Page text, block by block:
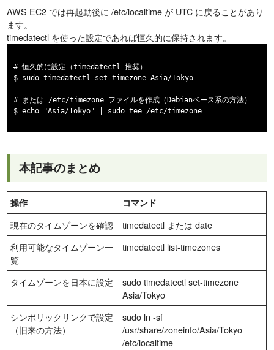
AWS EC2 では再起動後に /etc/localtime が UTC に戻ることがあり
ます。
timedatectl を使った設定であれば恒久的に保持されます。
# 恒久的に設定（timedatectl 推奨）
$ sudo timedatectl set-timezone Asia/Tokyo
# または /etc/timezone ファイルを作成（Debianベース系の方法）
本記事のまとめ
操作 コマンド
現在のタイムゾーンを確認
timedatectl または date
利用可能なタイムゾーン一
覧
timedatectl list-timezones
タイムゾーンを日本に設定
sudo timedatectl set-timezone
Asia/Tokyo
シンボリックリンクで設定
（旧来の方法）
sudo ln -sf
/usr/share/zoneinfo/Asia/Tokyo
/etc/localtime